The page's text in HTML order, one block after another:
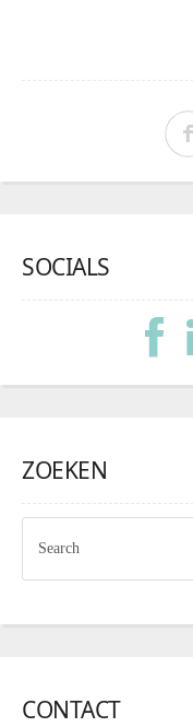
SOCIALS
ZOEKEN
CONTACT